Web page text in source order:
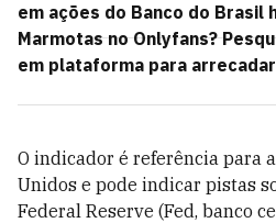
em ações do Banco do Brasil
Marmotas no Onlyfans?
em plataforma para
O indicador é referência para
Unidos e pode indicar pistas
Federal Reserve (Fed, banco